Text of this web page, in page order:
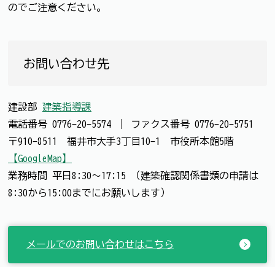
のでご注意ください。
お問い合わせ先
建設部 建築指導課
電話番号 0776-20-5574 ファクス番号 0776-20-5751
〒910-8511 福井市大手3丁目10-1 市役所本館5階
【GoogleMap】
業務時間 平日8:30～17:15 （建築確認関係書類の申請は
8:30から15:00までにお願いします）
メールでのお問い合わせはこちら